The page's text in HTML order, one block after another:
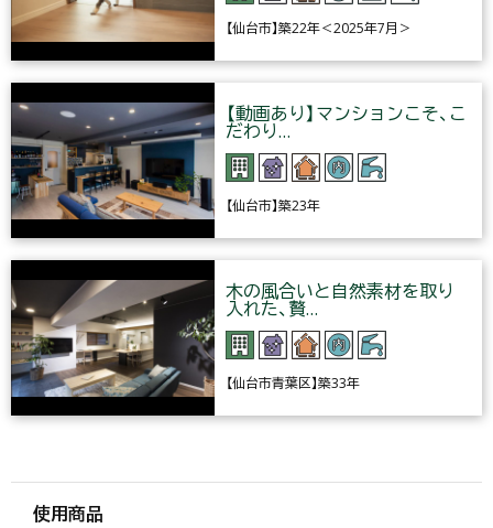
【仙台市】築22年＜2025年7月＞
【動画あり】マンションこそ、こ
だわり…
【仙台市】築23年
木の風合いと自然素材を取り
入れた、贅…
【仙台市青葉区】築33年
使用商品